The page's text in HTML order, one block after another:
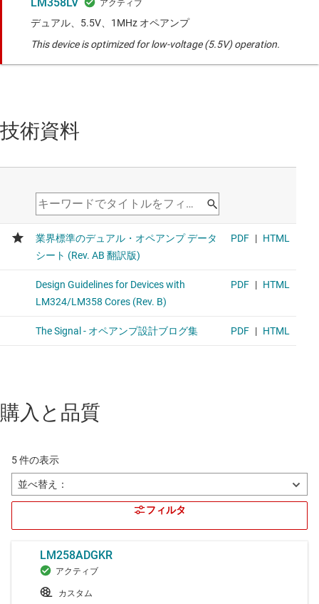
デュアル、5.5V、1MHz オペアンプ
This device is optimized for low-voltage (5.5V) operation.
技術資料
購入と品質